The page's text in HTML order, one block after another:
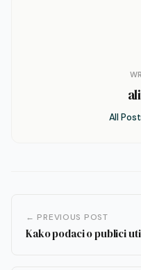
All
← PREVIOUS POST
Kako podaci o publici